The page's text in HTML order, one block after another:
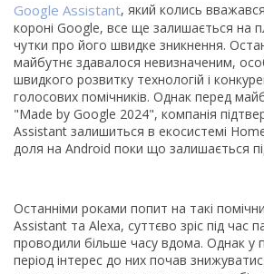
Google Assistant, який колись
короні Google, все ще залишається на
чутки про його швидке зникнення.
майбутнє здавалося невизначеним,
швидкого розвитку технологій і
голосових помічників. Однак перед
"Made by Google 2024", компанія
Assistant залишиться в екосистемі
доля на Android поки що залишається
Останніми роками попит на такі
Assistant та Alexa, суттєво зріс під час
проводили більше часу вдома. Однак у
період інтерес до них почав